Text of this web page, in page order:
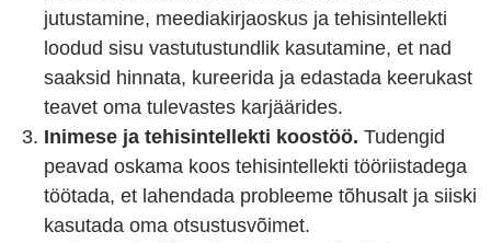
jutustamine, meediakirjaoskus ja tehisintellekti
loodud sisu vastutustundlik kasutamine, et nad
saaksid hinnata, kureerida ja edastada keerukast
teavet oma tulevastes karjäärides.
Inimese ja tehisintellekti koostöö. Tudengid
peavad oskama koos tehisintellekti tööriistadega
töötada, et lahendada probleeme tõhusalt ja siiski
kasutada oma otsustusvõimet.